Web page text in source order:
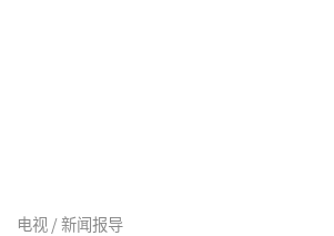
电视 / 新闻报导